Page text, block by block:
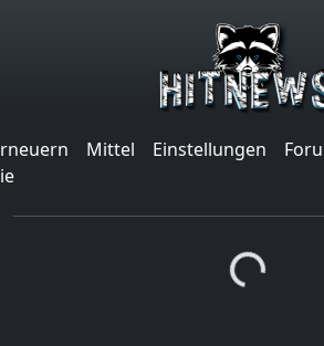
Mittel Einstellungen
Loading...